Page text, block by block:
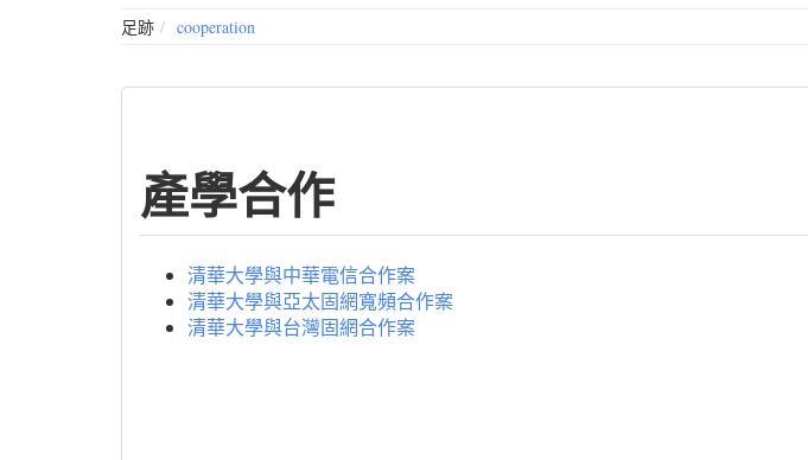
足跡 cooperation
產學合作
清華大學與中華電信合作案
清華大學與亞太固網寬頻合作案
清華大學與台灣固網合作案